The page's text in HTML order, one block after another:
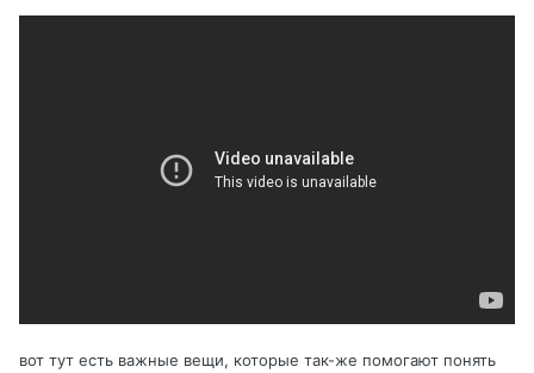
вот тут есть важные вещи, которые так-же помогают понять